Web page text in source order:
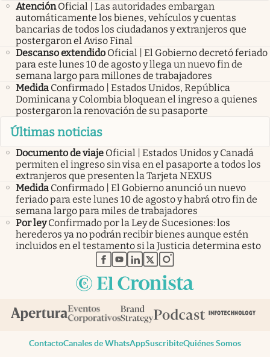
Atención Oficial | Las autoridades embargan
automáticamente los bienes, vehículos y cuentas
bancarias de todos los ciudadanos y extranjeros que
postergaron el Aviso Final
Descanso extendido Oficial | El Gobierno decretó feriado
para este lunes 10 de agosto y llega un nuevo fin de
semana largo para millones de trabajadores
Medida Confirmado | Estados Unidos, República
Dominicana y Colombia bloquean el ingreso a quienes
postergaron la renovación de su pasaporte
Últimas noticias
Documento de viaje Oficial | Estados Unidos y Canadá
permiten el ingreso sin visa en el pasaporte a todos los
extranjeros que presenten la Tarjeta NEXUS
Medida Confirmado | El Gobierno anunció un nuevo
feriado para este lunes 10 de agosto y habrá otro fin de
semana largo para miles de trabajadores
Por ley Confirmado por la Ley de Sucesiones: los
herederos ya no podrán recibir bienes aunque estén
incluidos en el testamento si la Justicia determina esto
abre en nueva pestaña
abre en nueva pestaña
abre en nueva pestaña
abre en nueva pestaña
abre en nueva pestaña
ContactoCanales de WhatsAppSuscribiteQuiénes Somos